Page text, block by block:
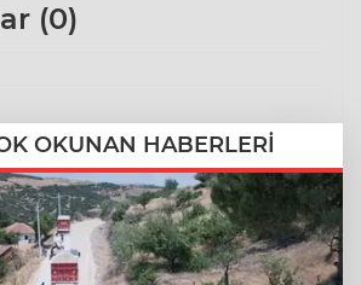
(0)
OKUNAN HABERLERİ